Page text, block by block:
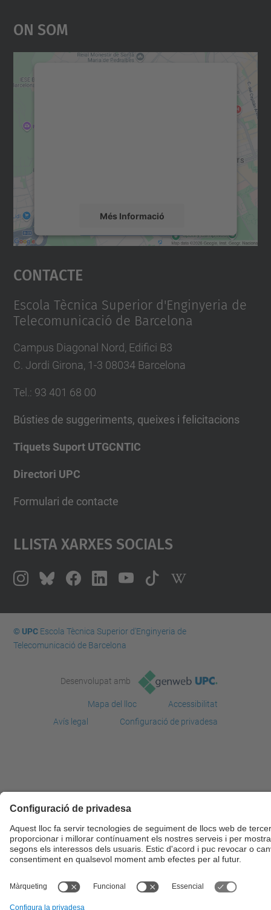
On Som
Més Informació
Accepta
powered by
Contacte
Escola Tècnica Superior d'Enginyeria de
Telecomunicació de Barcelona
Campus Diagonal Nord, Edifici B3
C. Jordi Girona, 1-3 08034 Barcelona
Tel. : 93 401 68 00
Bústies de suggeriments, queixes i felicitacions
Tiquets Suport UTGCNTIC
Directori UPC
Formulari de contacte
Llista Xarxes Socials
© UPCEscola Tècnica Superior d'Enginyeria de
Telecomunicació de Barcelona
Desenvolupat amb
Mapa del lloc
Accessibilitat
Avís legal
Configuració de privadesa